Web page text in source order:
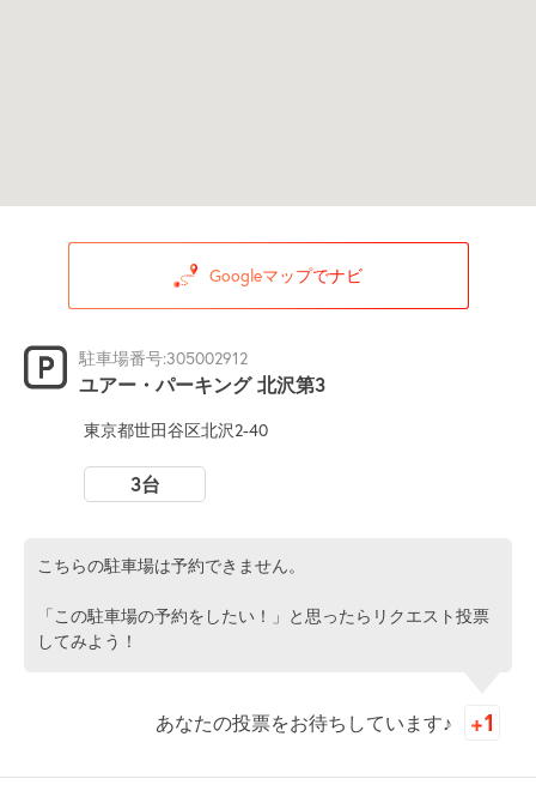
Googleマップでナビ
駐車場番号:305002912
ユアー・パーキング 北沢第3
東京都世田谷区北沢2-40
3台
こちらの駐車場は予約できません。
「この駐車場の予約をしたい！」と思ったらリクエスト投票
してみよう！
あなたの投票をお待ちしています♪